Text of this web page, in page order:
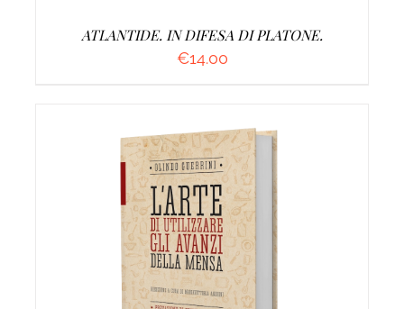
ATLANTIDE. IN DIFESA DI PLATONE.
€14.00
AGGIUNGI AL CARRELLO / DETTAGLI